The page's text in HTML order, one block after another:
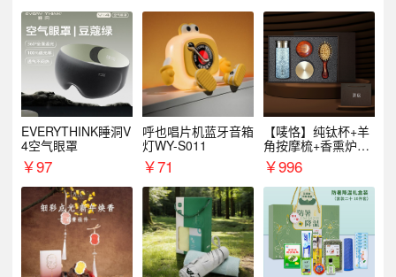
EVERYTHINK睡洞V
4空气眼罩
￥97
呼也唱片机蓝牙音箱
灯WY-S011
￥71
【唛恪】纯钛杯+羊
角按摩梳+香熏炉
+气垫梳
￥996